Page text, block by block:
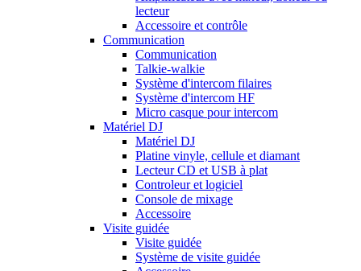
lecteur
Accessoire et contrôle
Communication
Communication
Talkie-walkie
Système d'intercom filaires
Système d'intercom HF
Micro casque pour intercom
Matériel DJ
Matériel DJ
Platine vinyle, cellule et diamant
Lecteur CD et USB à plat
Controleur et logiciel
Console de mixage
Accessoire
Visite guidée
Visite guidée
Système de visite guidée